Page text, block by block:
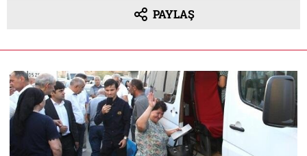
PAYLAŞ